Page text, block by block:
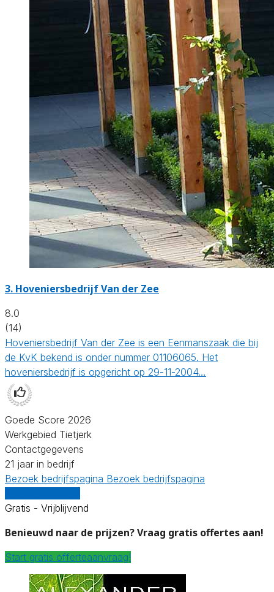
3. Hoveniersbedrijf Van der Zee
8.0
(14)
Hoveniersbedrijf Van der Zee is een Eenmanszaak die bij
de KvK bekend is onder nummer 01106065. Het
hoveniersbedrijf is opgericht op 29-11-2004…
Goede Score 2026
Werkgebied Tietjerk
Contactgegevens
21 jaar in bedrijf
Bezoek bedrijfspagina Bezoek bedrijfspagina
Gratis - Vrijblijvend
Benieuwd naar de prijzen? Vraag gratis offertes aan!
Start gratis offerteaanvraag!